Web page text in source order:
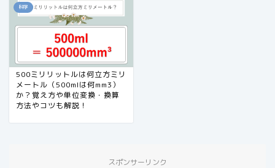
科学
500ミリリットルは何立方ミリ
メートル（500mlは何mm3）
か？覚え方や単位変換・換算
方法やコツも解説！
スポンサーリンク